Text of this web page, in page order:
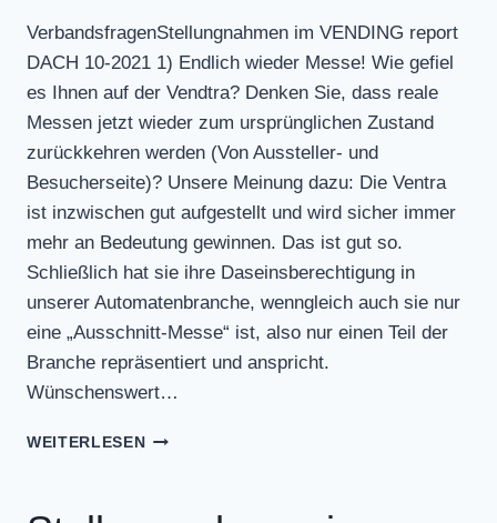
VerbandsfragenStellungnahmen im VENDING report
DACH 10-2021 1) Endlich wieder Messe! Wie gefiel
es Ihnen auf der Vendtra? Denken Sie, dass reale
Messen jetzt wieder zum ursprünglichen Zustand
zurückkehren werden (Von Aussteller- und
Besucherseite)? Unsere Meinung dazu: Die Ventra
ist inzwischen gut aufgestellt und wird sicher immer
mehr an Bedeutung gewinnen. Das ist gut so.
Schließlich hat sie ihre Daseinsberechtigung in
unserer Automatenbranche, wenngleich auch sie nur
eine „Ausschnitt-Messe“ ist, also nur einen Teil der
Branche repräsentiert und anspricht.
Wünschenswert…
WEITERLESENSTELLUNGNAHMEN